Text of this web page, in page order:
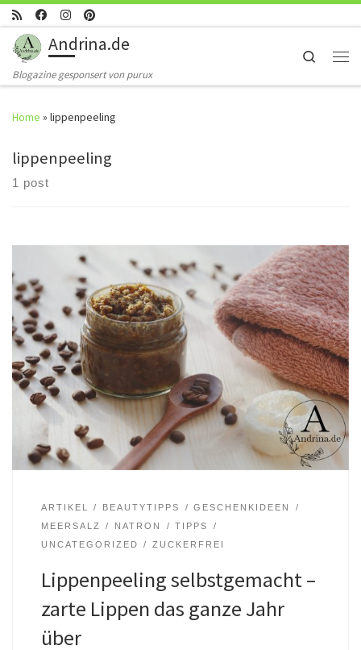
Skip to content
Andrina.de
Blogazine gesponsert von purux
Search
Home » lippenpeeling
lippenpeeling
1 post
ARTIKEL BEAUTYTIPPS
GESCHENKIDEEN
MEERSALZ
NATRON
TIPPS
UNCATEGORIZED
ZUCKERFREI
Lippenpeeling selbstgemacht –
zarte Lippen das ganze Jahr
über